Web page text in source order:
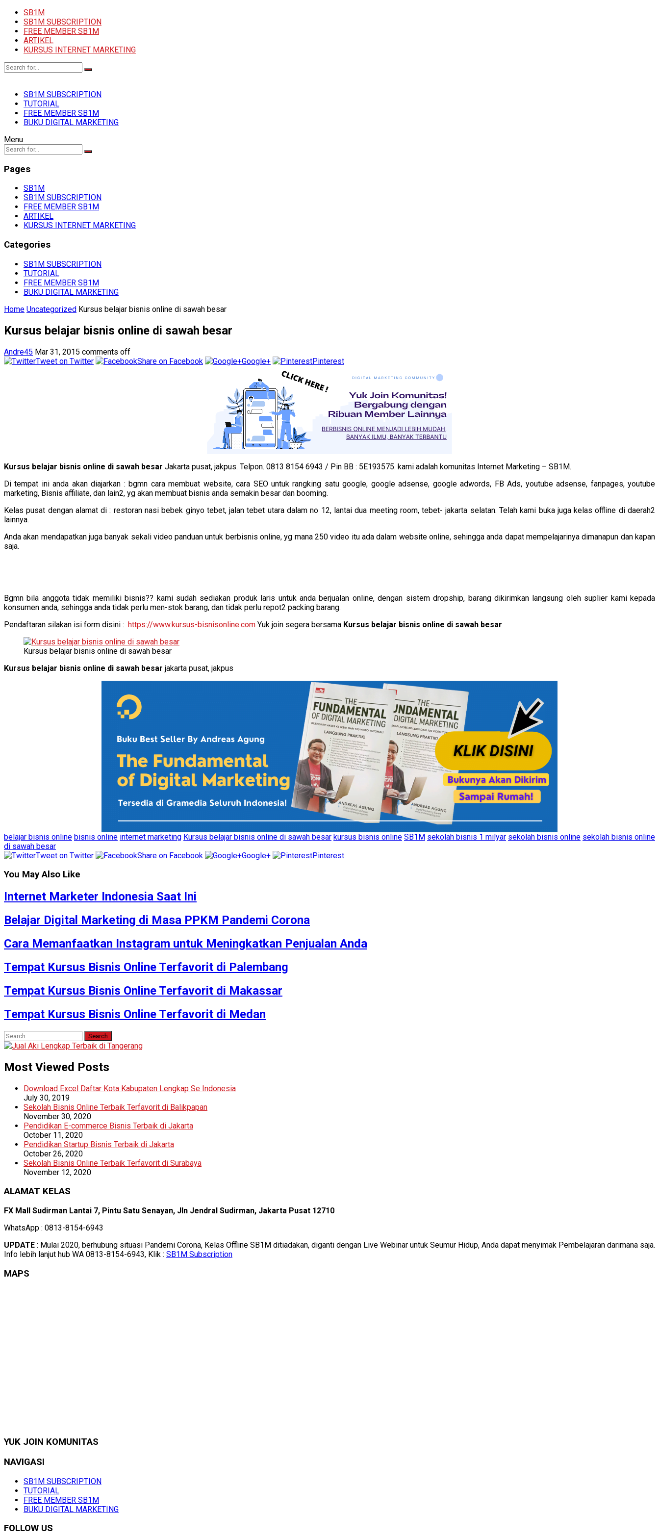
SB1M
SB1M SUBSCRIPTION
FREE MEMBER SB1M
ARTIKEL
KURSUS INTERNET MARKETING
SB1M SUBSCRIPTION
TUTORIAL
FREE MEMBER SB1M
BUKU DIGITAL MARKETING
Menu
Pages
SB1M
SB1M SUBSCRIPTION
FREE MEMBER SB1M
ARTIKEL
KURSUS INTERNET MARKETING
Categories
SB1M SUBSCRIPTION
TUTORIAL
FREE MEMBER SB1M
BUKU DIGITAL MARKETING
Home Uncategorized Kursus belajar bisnis online di sawah besar
Kursus belajar bisnis online di sawah besar
Andre45 Mar 31, 2015 comments off
Tweet on Twitter
Share on Facebook Google+ Pinterest
Kursus belajar bisnis online di sawah besar Jakarta pusat, jakpus. Telpon. 0813 8154 6943 / Pin BB : 5E193575. kami adalah komunitas Internet Marketing – SB1M.
Di tempat ini anda akan diajarkan : bgmn cara membuat website, cara SEO untuk rangking satu google, google adsense, google adwords, FB Ads, youtube adsense, fanpages, youtube
marketing, Bisnis affiliate, dan lain2, yg akan membuat bisnis anda semakin besar dan booming.
Kelas pusat dengan alamat di : restoran nasi bebek ginyo tebet, jalan tebet utara dalam no 12, lantai dua meeting room, tebet- jakarta selatan. Telah kami buka juga kelas offline di daerah2
lainnya.
Anda akan mendapatkan juga banyak sekali video panduan untuk berbisnis online, yg mana 250 video itu ada dalam website online, sehingga anda dapat mempelajarinya dimanapun dan kapan
saja.
Bgmn bila anggota tidak memiliki bisnis?? kami sudah sediakan produk laris untuk anda berjualan online, dengan sistem dropship, barang dikirimkan langsung oleh suplier kami kepada
konsumen anda, sehingga anda tidak perlu men-stok barang, dan tidak perlu repot2 packing barang.
Pendaftaran silakan isi form disini : https://www.kursus-bisnisonline.com Yuk join segera bersama Kursus belajar bisnis online di sawah besar
Kursus belajar bisnis online di sawah besar
Kursus belajar bisnis online di sawah besar jakarta pusat, jakpus
belajar bisnis online bisnis online internet marketing Kursus belajar bisnis online di sawah besar kursus bisnis online SB1M sekolah bisnis 1 milyar sekolah bisnis online sekolah bisnis online
di sawah besar
Tweet on Twitter
Share on Facebook Google+ Pinterest
You May Also Like
Internet Marketer Indonesia Saat Ini
Belajar Digital Marketing di Masa PPKM Pandemi Corona
Cara Memanfaatkan Instagram untuk Meningkatkan Penjualan Anda
Tempat Kursus Bisnis Online Terfavorit di Palembang
Tempat Kursus Bisnis Online Terfavorit di Makassar
Tempat Kursus Bisnis Online Terfavorit di Medan
Search
for:
Most Viewed Posts
Download Excel Daftar Kota Kabupaten Lengkap Se Indonesia
July 30, 2019
Sekolah Bisnis Online Terbaik Terfavorit di Balikpapan
November 30, 2020
Pendidikan E-commerce Bisnis Terbaik di Jakarta
October 11, 2020
Pendidikan Startup Bisnis Terbaik di Jakarta
October 26, 2020
Sekolah Bisnis Online Terbaik Terfavorit di Surabaya
November 12, 2020
ALAMAT KELAS
FX Mall Sudirman Lantai 7, Pintu Satu Senayan, Jln Jendral Sudirman, Jakarta Pusat 12710
WhatsApp : 0813-8154-6943
UPDATE : Mulai 2020, berhubung situasi Pandemi Corona, Kelas Offline SB1M ditiadakan, diganti dengan Live Webinar untuk Seumur Hidup, Anda dapat menyimak Pembelajaran darimana saja.
Info lebih lanjut hub WA 0813-8154-6943, Klik : SB1M Subscription
MAPS
YUK JOIN KOMUNITAS
NAVIGASI
SB1M SUBSCRIPTION
TUTORIAL
FREE MEMBER SB1M
BUKU DIGITAL MARKETING
FOLLOW US